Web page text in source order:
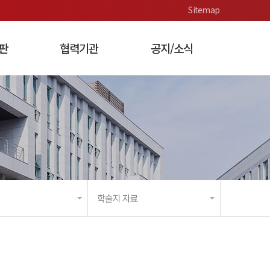
Sitemap
치 측정 각종 기획 및행사 관리 사업
협력기관 공지/소식
학술지 자료